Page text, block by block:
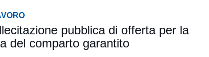
pubblica di offerta per la
del comparto garantito